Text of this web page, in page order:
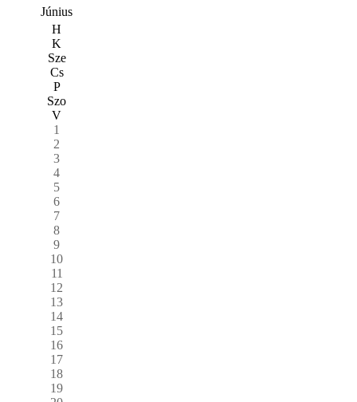
Június
H
K
Sze
Cs
P
Szo
V
1
2
3
4
5
6
7
8
9
10
11
12
13
14
15
16
17
18
19